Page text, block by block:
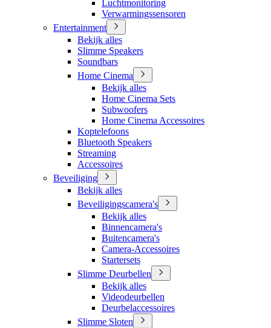
Luchtmonitoring
Verwarmingssensoren
Entertainment
Bekijk alles
Slimme Speakers
Soundbars
Home Cinema
Bekijk alles
Home Cinema Sets
Subwoofers
Home Cinema Accessoires
Koptelefoons
Bluetooth Speakers
Streaming
Accessoires
Beveiliging
Bekijk alles
Beveiligingscamera's
Bekijk alles
Binnencamera's
Buitencamera's
Camera-Accessoires
Startersets
Slimme Deurbellen
Bekijk alles
Videodeurbellen
Deurbelaccessoires
Slimme Sloten